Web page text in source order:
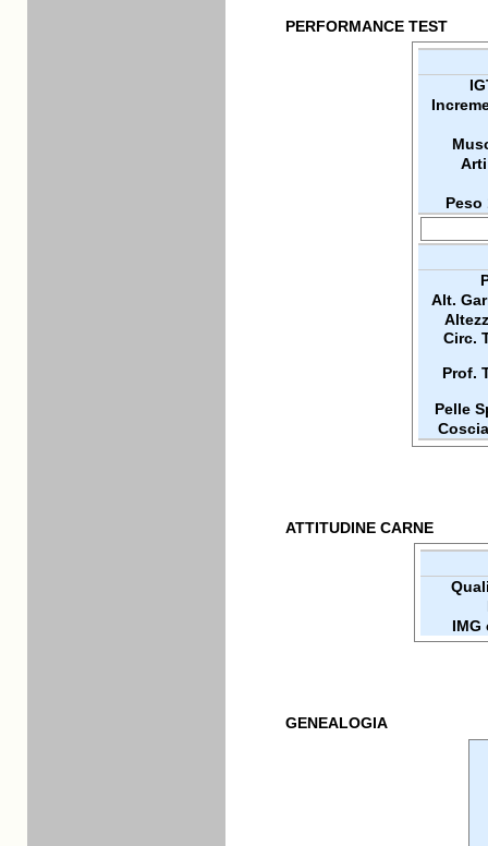
PERFORMANCE TEST
Peso
Alt.
Circ.
Prof.
Pelle
ATTITUDINE CARNE
IMG
GENEALOGIA